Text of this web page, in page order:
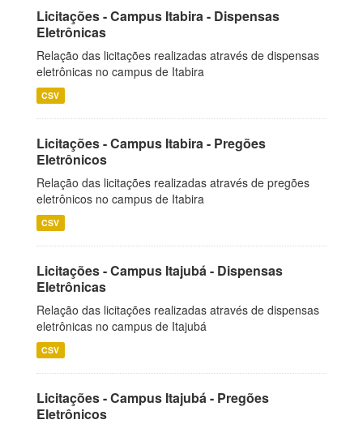
Licitações - Campus Itabira - Dispensas
Eletrônicas
Relação das licitações realizadas através de dispensas
eletrônicas no campus de Itabira
CSV
Licitações - Campus Itabira - Pregões
Eletrônicos
Relação das licitações realizadas através de pregões
eletrônicos no campus de Itabira
CSV
Licitações - Campus Itajubá - Dispensas
Eletrônicas
Relação das licitações realizadas através de dispensas
eletrônicas no campus de Itajubá
CSV
Licitações - Campus Itajubá - Pregões
Eletrônicos